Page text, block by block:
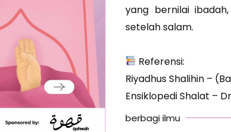
yang bernilai
setelah salam.
Referensi:
Riyadhus Shalihin –
Ensiklopedi Shalat –
berbagi ilmu